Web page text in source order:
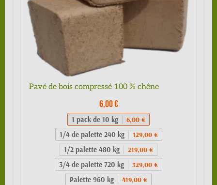
Pavé de bois compressé 100 % chêne
6,00 €
1 pack de 10 kg 6,00 €
1/4 de palette 240 kg 129,00 €
1/2 palette 480 kg 219,00 €
3/4 de palette 720 kg 329,00 €
Palette 960 kg 419,00 €